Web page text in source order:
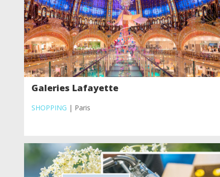
Galeries Lafayette
SHOPPING | Paris